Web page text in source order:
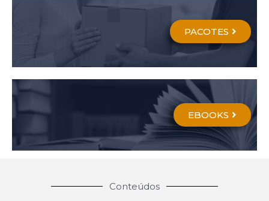
PACOTES
EBOOKS
Conteúdos